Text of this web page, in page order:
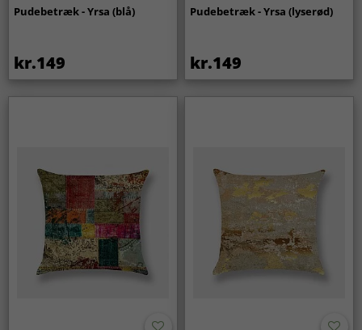
Pudebetræk - Yrsa (blå)
kr.149
Pudebetræk - Yrsa (lyserød)
kr.149